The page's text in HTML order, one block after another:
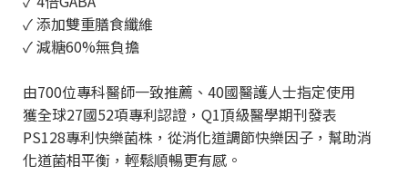
✓ 添加雙重膳食纖維
✓ 減糖60%無負擔
由700位專科醫師一致推薦、40國醫護人士指定使用
獲全球27國52項專利認證，Q1頂級醫學期刊發表
PS128專利快樂菌株，從消化道調節快樂因子，幫助消
化道菌相平衡，輕鬆順暢更有感。